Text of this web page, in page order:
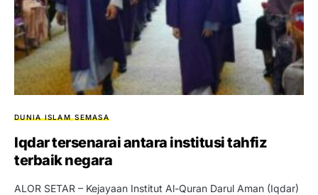
DUNIA ISLAM SEMASA
Iqdar tersenarai antara institusi tahfiz
terbaik negara
ALOR SETAR – Kejayaan Institut Al-Quran Darul Aman (Iqdar)